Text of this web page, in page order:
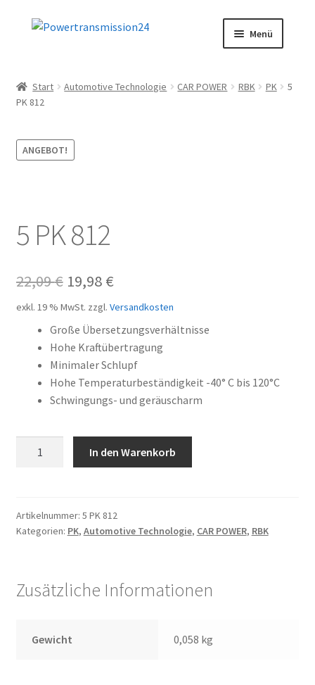
Zur
Zum
Menü
AGB
Blog
Kontakt
Kundeninformationen
Mein Konto
Shop
Versandarten
Wiederruf
Start Automotive Technologie CAR POWER RBK PK
5
PK 812
ANGEBOT!
5 PK 812
22,09€ Ursprünglicher
Preis
war:
22,09 €
19,98 €Aktueller
Preis
ist:
19,98 €.
exkl. 19 % MwSt. zzgl. Versandkosten
Große Übersetzungsverhältnisse
Hohe Kraftübertragung
Minimaler Schlupf
Hohe Temperaturbeständigkeit -40° C bis 120°C
Schwingungs- und geräuscharm
In den Warenkorb
Artikelnummer: 5 PK 812
Kategorien: PK, Automotive Technologie, CAR POWER, RBK
Zusätzliche Informationen
Gewicht 0,058 kg